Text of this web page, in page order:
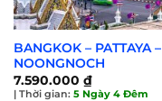
BANGKOK – PATTAYA –
NOONGNOCH
7.590.000 ₫
| Thời gian: 5 Ngày 4 Đêm